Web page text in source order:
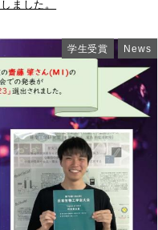
ました。
学生受賞 News